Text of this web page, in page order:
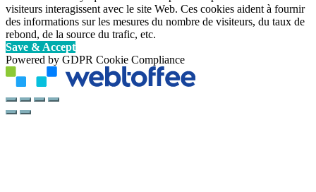
visiteurs interagissent avec le site Web. Ces cookies aident à fournir
des informations sur les mesures du nombre de visiteurs, du taux de
rebond, de la source du trafic, etc.
Save & Accept
Powered by GDPR Cookie Compliance